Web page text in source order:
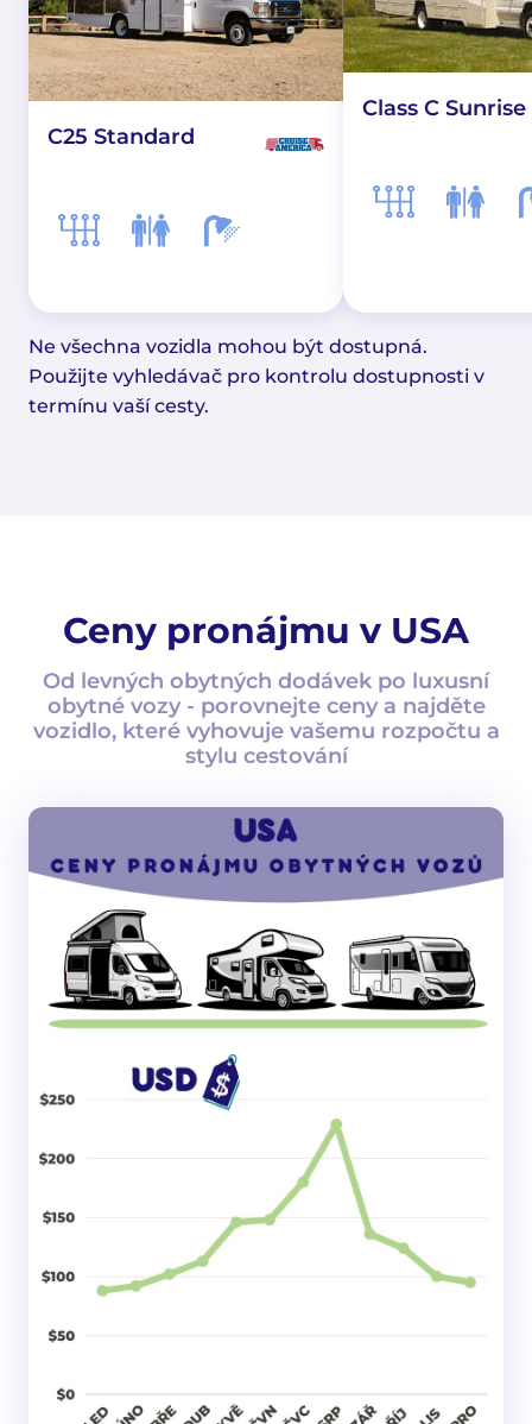
C25 Standard
Class C
Ne všechna vozidla mohou být dostupná.
Použijte vyhledávač pro kontrolu dostupnosti v
termínu vaší cesty.
Ceny pronájmu v USA
Od levných obytných dodávek po luxusní
obytné vozy - porovnejte ceny a najděte
vozidlo, které vyhovuje vašemu rozpočtu a
stylu cestování